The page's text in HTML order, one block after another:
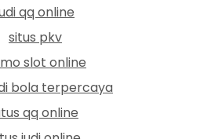
qq online
situs pkv
slot online
bola terpercaya
qq online